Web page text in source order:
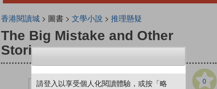
香港閱讀城> 圖書 > 文學小說 > 推理懸疑
The Big Mistake and Other
Stories
0
請登入以享受個人化閱讀體驗，或按「略